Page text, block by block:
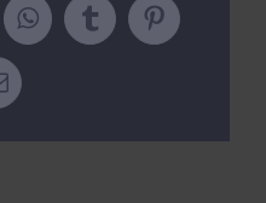
WhatsApp
TumblrPinterest